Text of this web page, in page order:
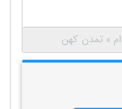
» تمدن کهن